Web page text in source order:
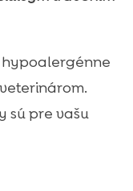
sú pre vašu